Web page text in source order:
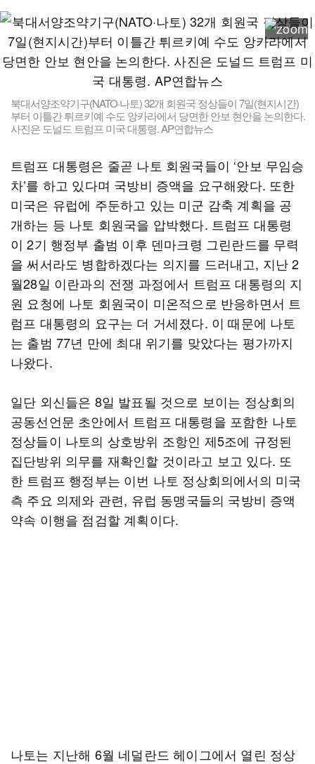
북대서양조약기구(NATO·나토) 32개 회원국 정상들이 7일(현지시간)
부터 이틀간 튀르키예 수도 앙카라에서 당면한 안보 현안을 논의한다.
사진은 도널드 트럼프 미국 대통령. AP연합뉴스
트럼프 대통령은 줄곧 나토 회원국들이 ‘안보 무임승
차’를 하고 있다며 국방비 증액을 요구해왔다. 또한
미국은 유럽에 주둔하고 있는 미군 감축 계획을 공
개하는 등 나토 회원국을 압박했다. 트럼프 대통령
이 2기 행정부 출범 이후 덴마크령 그린란드를 무력
을 써서라도 병합하겠다는 의지를 드러내고, 지난 2
월28일 이란과의 전쟁 과정에서 트럼프 대통령의 지
원 요청에 나토 회원국이 미온적으로 반응하면서 트
럼프 대통령의 요구는 더 거세졌다. 이 때문에 나토
는 출범 77년 만에 최대 위기를 맞았다는 평가까지
나왔다.
일단 외신들은 8일 발표될 것으로 보이는 정상회의
공동선언문 초안에서 트럼프 대통령을 포함한 나토
정상들이 나토의 상호방위 조항인 제5조에 규정된
집단방위 의무를 재확인할 것이라고 보고 있다. 또
한 트럼프 행정부는 이번 나토 정상회의에서의 미국
측 주요 의제와 관련, 유럽 동맹국들의 국방비 증액
약속 이행을 점검할 계획이다.
나토는 지난해 6월 네덜란드 헤이그에서 열린 정상